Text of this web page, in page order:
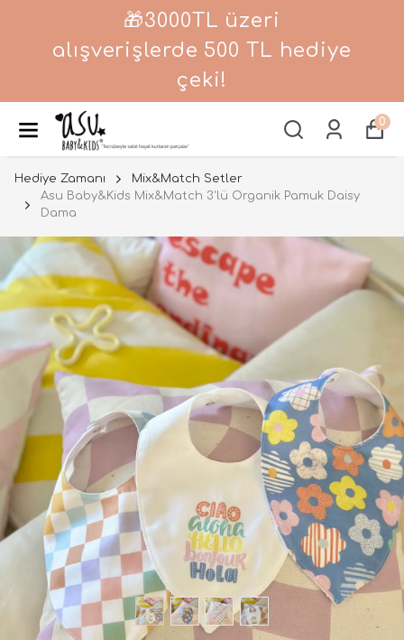
🎁3000TL üzeri
alışverişlerde 500 TL hediye
çeki!
0
Hediye Zamanı
Mix&Match Setler
Asu Baby&Kids Mix&Match 3'lü Organik Pamuk Daisy
Dama